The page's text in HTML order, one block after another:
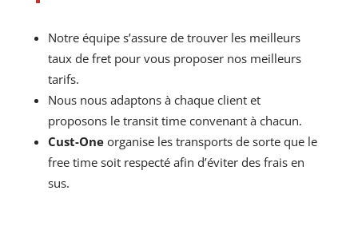
Notre équipe s’assure de trouver les meilleurs
taux de fret pour vous proposer nos meilleurs
tarifs.
Nous nous adaptons à chaque client et
proposons le transit time convenant à chacun.
Cust-Oneorganise les transports de sorte que le
free time soit respecté afin d’éviter des frais en
sus.